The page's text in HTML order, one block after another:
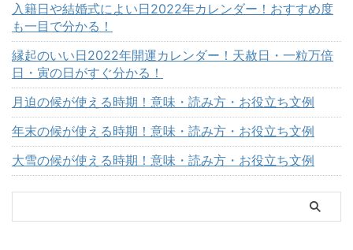
入籍日や結婚式によい日2022年カレンダー！おすすめ度
も一目で分かる！
縁起のいい日2022年開運カレンダー！天赦日・一粒万倍
日・寅の日がすぐ分かる！
月迫の候が使える時期！意味・読み方・お役立ち文例
年末の候が使える時期！意味・読み方・お役立ち文例
大雪の候が使える時期！意味・読み方・お役立ち文例